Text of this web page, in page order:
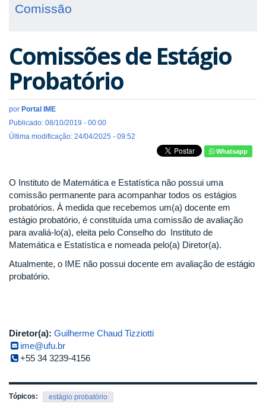
Comissão
Comissões de Estágio
Probatório
por Portal IME
Publicado: 08/10/2019 - 00:00
Última modificação: 24/04/2025 - 09:52
Whatsapp
O Instituto de Matemática e Estatística não possui uma
comissão permanente para acompanhar todos os estágios
probatórios. À medida que recebemos um(a) docente em
estágio probatório, é constituída uma comissão de avaliação
para avaliá-lo(a), eleita pelo Conselho do Instituto de
Matemática e Estatística e nomeada pelo(a) Diretor(a).
Atualmente, o IME não possui docente em avaliação de estágio
probatório.
Diretor(a): Guilherme Chaud Tizziotti
ime@ufu.br
+55 34 3239-4156
Tópicos: estágio probatório